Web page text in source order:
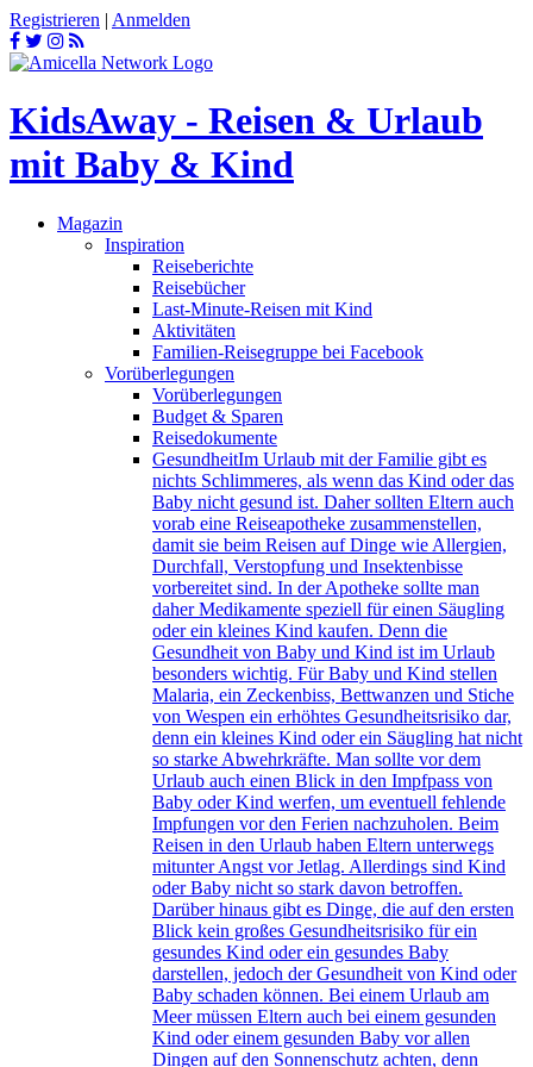
Registrieren | Anmelden
KidsAway - Reisen & Urlaub
mit Baby & Kind
Magazin
Inspiration
Reiseberichte
Reisebücher
Last-Minute-Reisen mit Kind
Aktivitäten
Familien-Reisegruppe bei Facebook
Vorüberlegungen
Vorüberlegungen
Budget & Sparen
Reisedokumente
GesundheitIm Urlaub mit der Familie gibt es
nichts Schlimmeres, als wenn das Kind oder das
Baby nicht gesund ist. Daher sollten Eltern auch
vorab eine Reiseapotheke zusammenstellen,
damit sie beim Reisen auf Dinge wie Allergien,
Durchfall, Verstopfung und Insektenbisse
vorbereitet sind. In der Apotheke sollte man
daher Medikamente speziell für einen Säugling
oder ein kleines Kind kaufen. Denn die
Gesundheit von Baby und Kind ist im Urlaub
besonders wichtig. Für Baby und Kind stellen
Malaria, ein Zeckenbiss, Bettwanzen und Stiche
von Wespen ein erhöhtes Gesundheitsrisiko dar,
denn ein kleines Kind oder ein Säugling hat nicht
so starke Abwehrkräfte. Man sollte vor dem
Urlaub auch einen Blick in den Impfpass von
Baby oder Kind werfen, um eventuell fehlende
Impfungen vor den Ferien nachzuholen. Beim
Reisen in den Urlaub haben Eltern unterwegs
mitunter Angst vor Jetlag. Allerdings sind Kind
oder Baby nicht so stark davon betroffen.
Darüber hinaus gibt es Dinge, die auf den ersten
Blick kein großes Gesundheitsrisiko für ein
gesundes Kind oder ein gesundes Baby
darstellen, jedoch der Gesundheit von Kind oder
Baby schaden können. Bei einem Urlaub am
Meer müssen Eltern auch bei einem gesunden
Kind oder einem gesunden Baby vor allen
Dingen auf den Sonnenschutz achten, denn